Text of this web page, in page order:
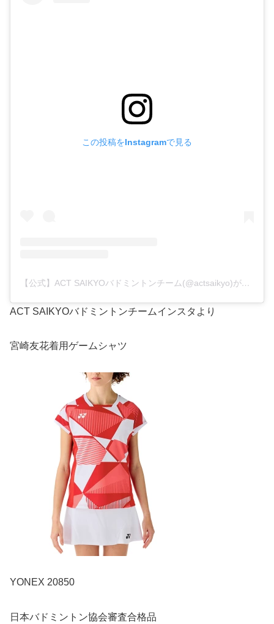
この投稿をInstagramで見る
【公式】ACT SAIKYOバドミントンチーム(@actsaikyo)がシェアした投稿
ACT SAIKYOバドミントンチームインスタより
宮崎友花着用ゲームシャツ
YONEX 20850
日本バドミントン協会審査合格品